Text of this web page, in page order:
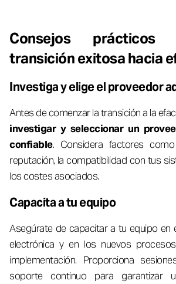
Consejos
transición exitosa hacia
Investiga y elige el proveedor
Antes de comenzar la transición a la
investigar y seleccionar un
confiable. Considera factores
reputación, la compatibilidad con tus
los costes asociados.
Capacita a tu equipo
Asegúrate de capacitar a tu equipo en
electrónica y en los nuevos
implementación. Proporciona
soporte continuo para garantizar